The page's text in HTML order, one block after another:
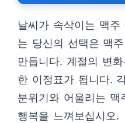
날씨가 속삭이는 맥
는 당신의 선택은 맥
만듭니다. 계절의 변
한 이정표가 됩니다.
분위기와 어울리는 맥
행복을 느껴보십시오.